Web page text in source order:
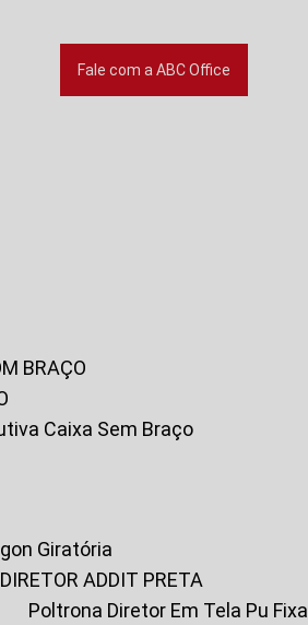
Fale com a ABC Office
BRAÇO
Caixa Sem Braço
Giratória
DIRETOR ADDIT PRETA
Poltrona Diretor Em Tela Pu Fixa